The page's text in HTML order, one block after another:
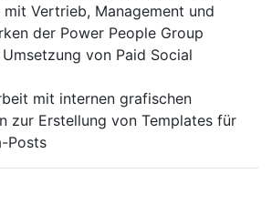
Vertrieb, Management und
der Power People Group
von Paid Social
mit internen grafischen
zur Erstellung von Templates für
Posts